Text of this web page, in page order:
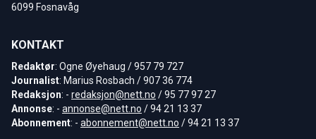
6099 Fosnavåg
KONTAKT
Redaktør: Ogne Øyehaug / 957 79 727
Journalist: Marius Rosbach / 907 36 774
Redaksjon: - redaksjon@nett.no / 95 77 97 27
Annonse: - annonse@nett.no / 94 21 13 37
Abonnement: - abonnement@nett.no / 94 21 13 37